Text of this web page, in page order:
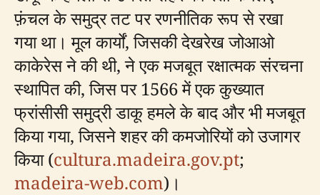
फ़ंचल के समुद्र तट पर रणनीतिक रूप से रखा
गया था। मूल कार्यों, जिसकी देखरेख जोआओ
काकेरेस ने की थी, ने एक मजबूत रक्षात्मक संरचना
स्थापित की, जिस पर 1566 में एक कुख्यात
फ्रांसीसी समुद्री डाकू हमले के बाद और भी मजबूत
किया गया, जिसने शहर की कमजोरियों को उजागर
किया (cultura.madeira.gov.pt;
madeira-web.com)।